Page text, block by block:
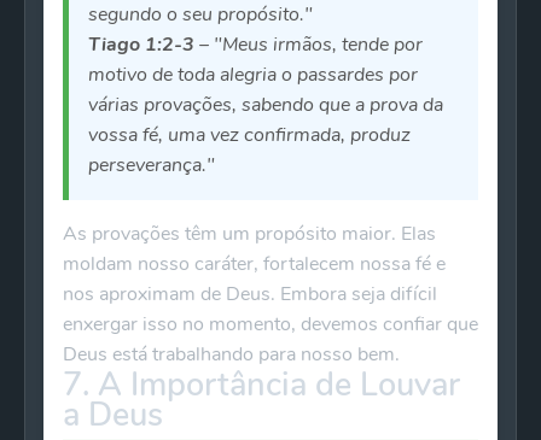
segundo o seu propósito."
Tiago 1:2-3 – "Meus irmãos, tende por
motivo de toda alegria o passardes por
várias provações, sabendo que a prova da
vossa fé, uma vez confirmada, produz
perseverança."
As provações têm um propósito maior. Elas
moldam nosso caráter, fortalecem nossa fé e
nos aproximam de Deus. Embora seja difícil
enxergar isso no momento, devemos confiar que
Deus está trabalhando para nosso bem.
7. A Importância de Louvar
a Deus